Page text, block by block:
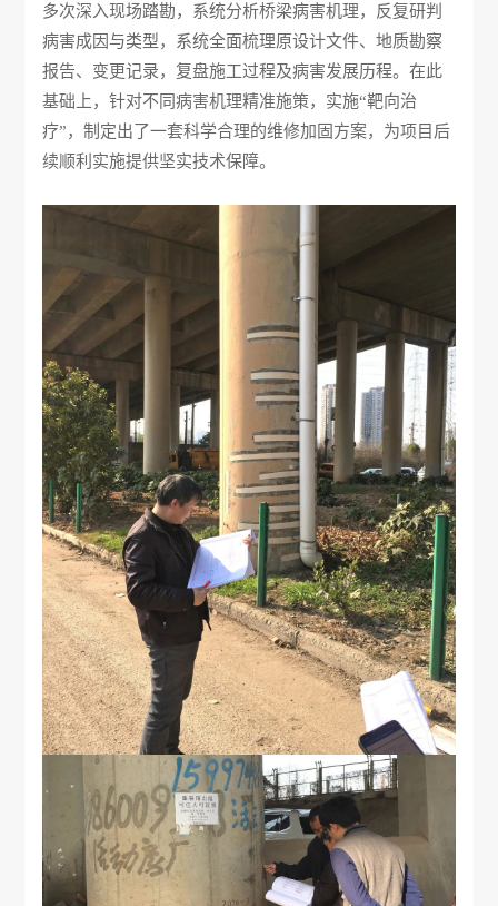
多次深入现场踏勘，系统分析桥梁病害机理，反复研判
病害成因与类型，系统全面梳理原设计文件、地质勘察
报告、变更记录，复盘施工过程及病害发展历程。在此
基础上，针对不同病害机理精准施策，实施“靶向治
疗”，制定出了一套科学合理的维修加固方案，为项目后
续顺利实施提供坚实技术保障。